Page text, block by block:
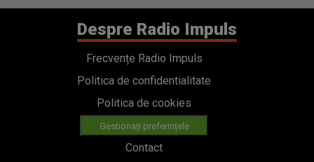
Despre Radio Impuls
Frecvențe Radio Impuls
Politica de confidentialitate
Politica de cookies
Gestionați preferințele
Contact